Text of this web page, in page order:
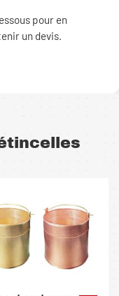
pour en
un devis.